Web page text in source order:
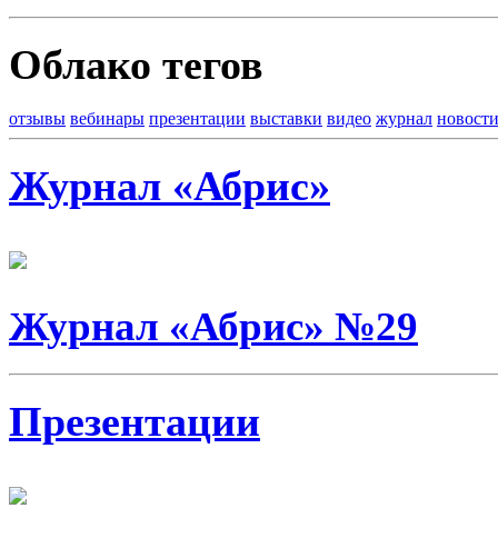
Облако тегов
отзывы вебинары презентации выставки видео журнал новости
Журнал «Абрис»
Журнал «Абрис» №29
Презентации